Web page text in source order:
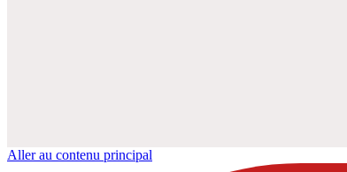
Aller au contenu principal